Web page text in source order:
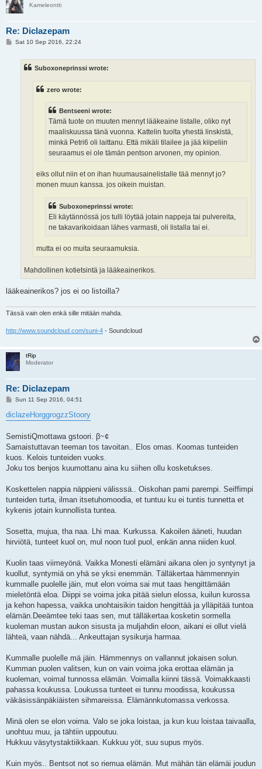
Kameleontti
Re: Diclazepam
PSat 10 Sep 2016, 22:24
Suboxoneprinssi wrote:
zero wrote:
Bentseeni wrote:
Tämä tuote on muuten mennyt lääkeaine listalle, oliko nyt
maaliskuussa tänä vuonna. Kattelin tuolta yhestä linskistä,
minkä Petri6 oli laittanu. Että mikäli tilailee ja jää kiipeliin
seuraamus ei ole tämän pentson arvonen, my opinion.
eiks ollut niin et on ihan huumausainelistalle tää mennyt jo?
monen muun kanssa. jos oikein muistan.
Suboxoneprinssi wrote:
Eli käytännössä jos tulli löytää jotain nappeja tai pulvereita,
ne takavarikoidaan lähes varmasti, oli listalla tai ei.
mutta ei oo muita seuraamuksia.
Mahdollinen kotietsintä ja lääkeainerikos.
lääkeainerikos? jos ei oo listoilla?
Tässä vain olen enkä sille mitään mahda.
http://www.soundcloud.com/suni-4 - Soundcloud
tRip
Moderator
Re: Diclazepam
P
s
t
Sun 11 Sep 2016, 04:51
diclazeHorggrogzzStoory
SemistiQmottawa gstoori. β~¢
Samaistuttavan teeman tos tavoitan.. Elos omas. Koomas tunteiden
kuos. Kelois tunteiden vuoks.
Joku tos benjos kuumottanu aina ku siihen ollu kosketukses.
Koskettelen nappia näppieni välisssä.. Oiskohan pami parempi. Seiffimpi
tunteiden turta, ilman itsetuhomoodia, et tuntuu ku ei tuntis tunnetta et
kykenis jotain kunnollista tuntea.
Sosetta, mujua, tha naa. Lhi maa. Kurkussa. Kakoilen ääneti, huudan
hirviötä, tunteet kuol on, mul noon tuol puol, enkän anna niiden kuol.
Kuolin taas viimeyönä. Vaikka Monesti elämäni aikana olen jo syntynyt ja
kuollut, syntymiä on yhä se yksi enemmän. Tälläkertaa hämmennyin
kummalle puolelle jäin, mut elon voima sai mut taas hengittämään
mieletöntä eloa. Diippi se voima joka pitää sielun elossa, kuilun kurossa
ja kehon hapessa, vaikka unohtaisikin taidon hengittää ja ylläpitää tuntoa
elämän.Deeämtee teki taas sen, mut tälläkertaa kosketin sormella
kuoleman mustan aukon sisusta ja muljahdin eloon, aikani ei ollut vielä
lähteä, vaan nähdä... Ankeuttajan sysikurja harmaa.
Kummalle puolelle mä jäin. Hämmennys on vallannut jokaisen solun.
Kumman puolen valitsen, kun on vain voima joka erottaa elämän ja
kuoleman, voimal tunnossa elämän. Voimalla kiinni tässä. Voimakkaasti
pahassa koukussa. Loukussa tunteet ei tunnu moodissa, koukussa
väkäsissänpäkiäisten sihmareissa. Elämännkutomassa verkossa.
Minä olen se elon voima. Valo se joka loistaa, ja kun kuu loistaa taivaalla,
unohtuu muu, ja tähtiin uppoutuu.
Hukkuu väsytystaktiikkaan. Kukkuu yöt, suu supus myös.
Kuin myös.. Bentsot not so riemua elämän. Mut mähän tän elämäi joudun